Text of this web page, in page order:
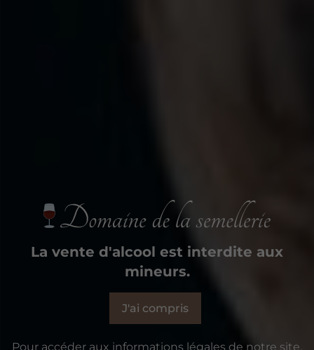
La vente d'alcool est interdite aux
mineurs.
J'ai compris
Pour accéder aux informations légales de notre site,